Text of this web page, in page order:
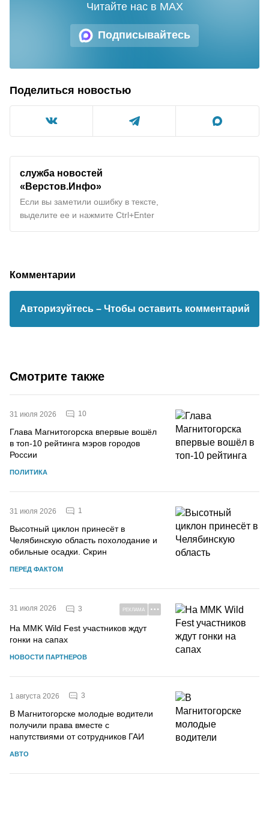
Подписывайтесь
Читайте нас в MAX
Поделиться новостью
служба новостей
«Верстов.Инфо»
Если вы заметили ошибку в тексте,
выделите ее и нажмите Ctrl+Enter
Комментарии
Авторизуйтесь – Чтобы оставить комментарий
Смотрите также
31 июля 2026 10
Глава Магнитогорска впервые вошёл
в топ-10 рейтинга мэров городов
России
ПОЛИТИКА
31 июля 2026 1
Высотный циклон принесёт в
Челябинскую область похолодание и
обильные осадки. Скрин
ПЕРЕД ФАКТОМ
31 июля 2026 3 РЕКЛАМА
На MMK Wild Fest участников ждут
гонки на сапах
НОВОСТИ ПАРТНЕРОВ
1 августа 2026 3
В Магнитогорске молодые водители
получили права вместе с
напутствиями от сотрудников ГАИ
АВТО